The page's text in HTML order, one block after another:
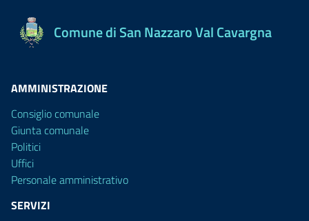
Comune di San Nazzaro Val Cavargna
AMMINISTRAZIONE
Consiglio comunale
Giunta comunale
Politici
Uffici
Personale amministrativo
SERVIZI